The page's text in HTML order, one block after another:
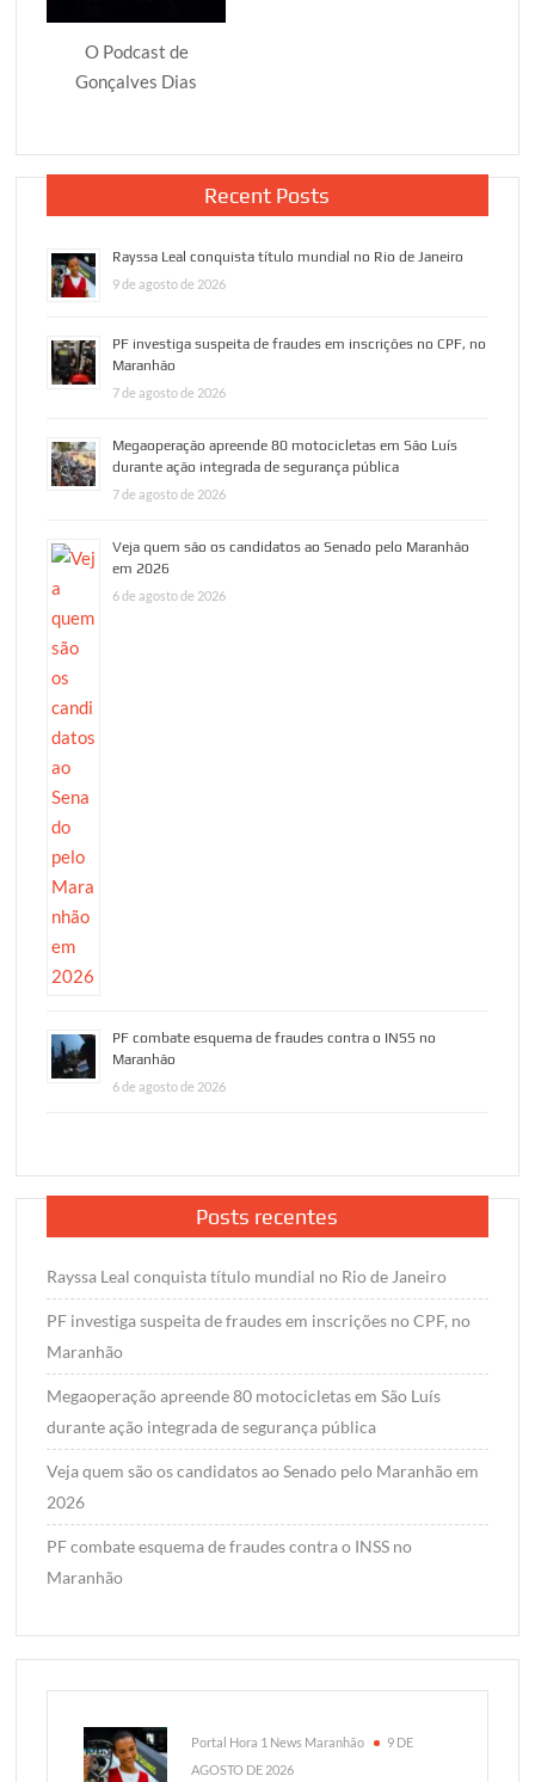
O Podcast de
Gonçalves Dias
Recent Posts
Rayssa Leal conquista título mundial no Rio de Janeiro
9 de agosto de 2026
PF investiga suspeita de fraudes em inscrições no CPF, no
Maranhão
7 de agosto de 2026
Megaoperação apreende 80 motocicletas em São Luís
durante ação integrada de segurança pública
7 de agosto de 2026
Veja quem são os candidatos ao Senado pelo Maranhão
em 2026
6 de agosto de 2026
PF combate esquema de fraudes contra o INSS no
Maranhão
6 de agosto de 2026
Posts recentes
Rayssa Leal conquista título mundial no Rio de Janeiro
PF investiga suspeita de fraudes em inscrições no CPF, no
Maranhão
Megaoperação apreende 80 motocicletas em São Luís
durante ação integrada de segurança pública
Veja quem são os candidatos ao Senado pelo Maranhão em
2026
PF combate esquema de fraudes contra o INSS no
Maranhão
Portal Hora 1 News Maranhão
9 DE
AGOSTO DE 2026